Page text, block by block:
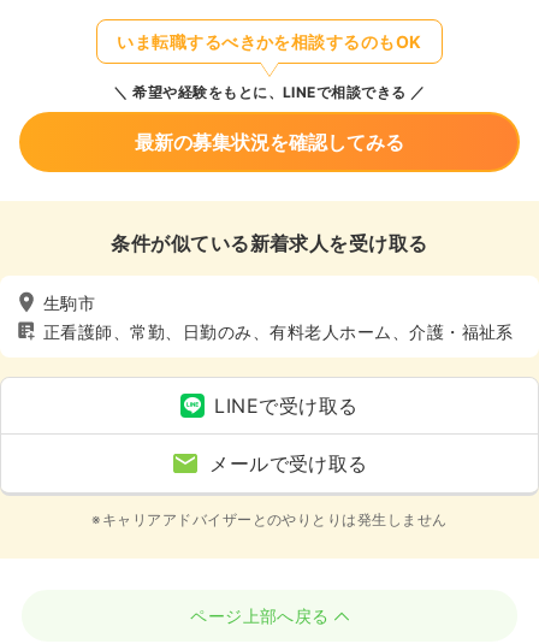
いま転職するべきかを相談するのもOK
希望や経験をもとに、LINEで相談できる
最新の募集状況を確認してみる
条件が似ている新着求人を受け取る
生駒市
正看護師、常勤、日勤のみ、有料老人ホーム、介護・福祉系
LINEで受け取る
メールで受け取る
※キャリアアドバイザーとのやりとりは発生しません
ページ上部へ戻る